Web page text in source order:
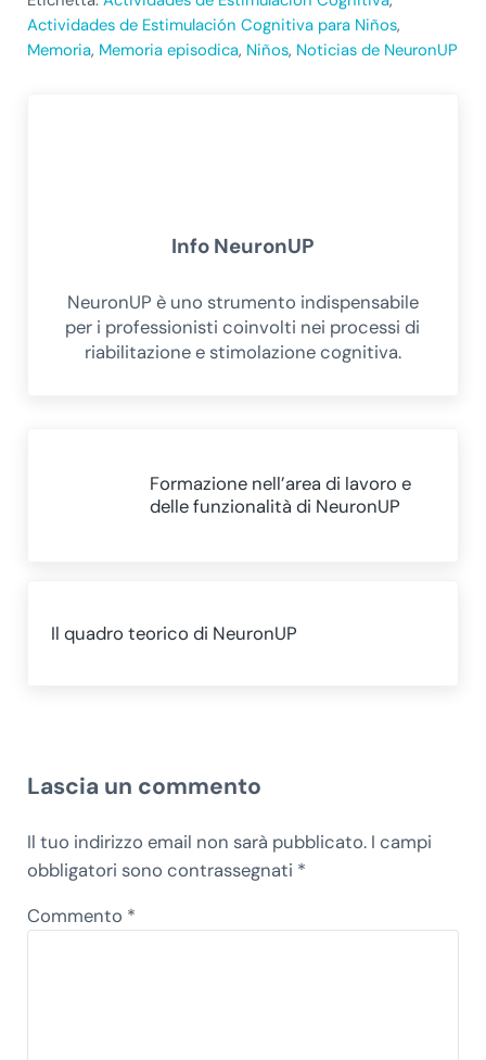
Actividades de Estimulación Cognitiva para Niños,
Memoria, Memoria episodica, Niños, Noticias de NeuronUP
Info NeuronUP
NeuronUP è uno strumento indispensabile
per i professionisti coinvolti nei processi di
riabilitazione e stimolazione cognitiva.
Formazione nell’area di lavoro e
delle funzionalità di NeuronUP
Il quadro teorico di NeuronUP
Lascia un commento
Il tuo indirizzo email non sarà pubblicato. I campi
obbligatori sono contrassegnati *
Commento *